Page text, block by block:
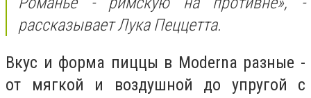
рассказывает Лука Пеццетта.
Вкус и форма пиццы в Moderna разные -
от мягкой и воздушной до упругой с